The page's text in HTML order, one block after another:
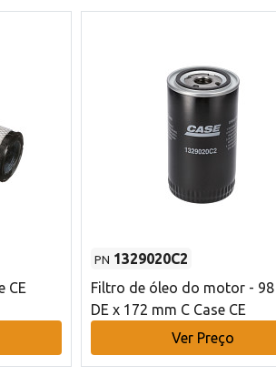
CE
PN 1329020C2
Filtro de óleo do motor -
DE x 172 mm C Case CE
Ver Preço